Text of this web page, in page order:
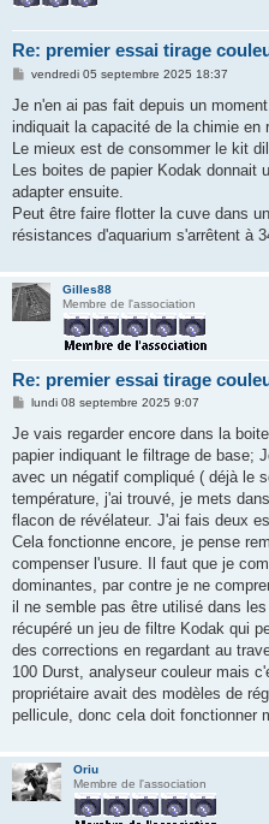
Re: premier essai tirage
M
s
a
g
vendredi 05 septembre 2025 18:37
Je n'en ai pas fait depuis un
indiquait la capacité de la chimie en
Le mieux est de consommer le kit
Les boites de papier Kodak donnait
adapter ensuite.
Peut être faire flotter la cuve dans
résistances d'aquarium s'arrêtent à
Gilles88
Membre de l'association
Re: premier essai tirage
M
s
a
g
lundi 08 septembre 2025 9:07
Je vais regarder encore dans la
papier indiquant le filtrage de base;
avec un négatif compliqué ( déjà le
température, j'ai trouvé, je mets
flacon de révélateur. J'ai fais deux
Cela fonctionne encore, je pense
compenser l'usure. Il faut que je
dominantes, par contre je ne
il ne semble pas être utilisé dans
récupéré un jeu de filtre Kodak qui
des corrections en regardant au
100 Durst, analyseur couleur mais
propriétaire avait des modèles de
pellicule, donc cela doit fonctionner
Oriu
Membre de l'association